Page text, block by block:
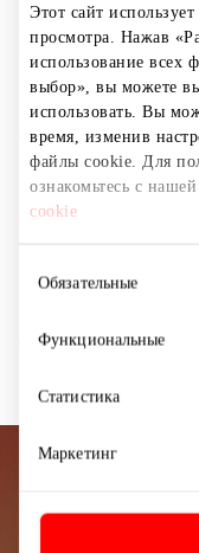
Этот сайт
просмотра. Нажав
использование всех
выбор», вы можете
использовать. Вы
время, изменив
файлы cookie. Для
ознакомьтесь с нашей
cookie
согласия
Обязательные
Функциональные
Статистика
Маркетинг
JUMPLAND в
СКИДКА!
Математика среды
билета по цене
приключение на
Воспользоваться
магазине «Gera
Дарите